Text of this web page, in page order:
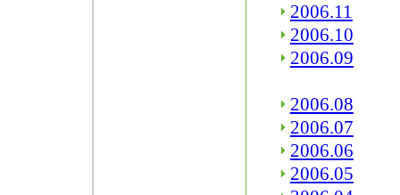
2006.11
2006.10
2006.09
2006.08
2006.07
2006.06
2006.05